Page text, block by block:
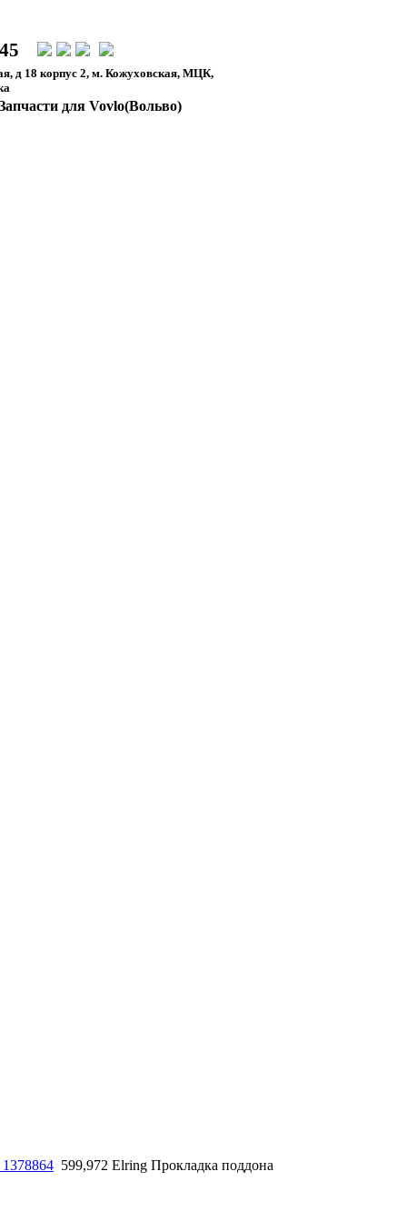
д 18 корпус 2, м. Кожуховская, МЦК,
599,972 Elring Прокладка поддона